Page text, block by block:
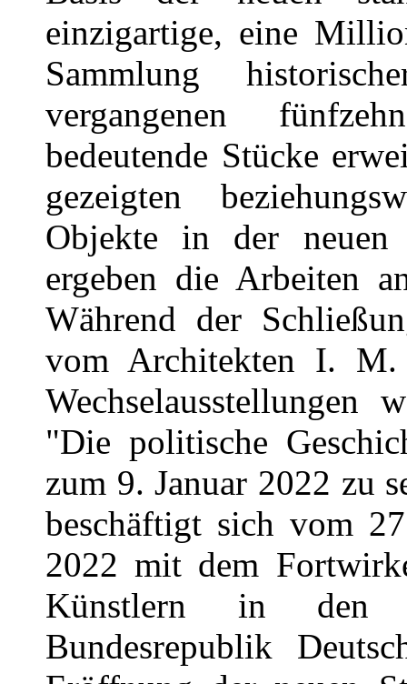
einzigartige, eine
Sammlung
vergangenen
bedeutende Stücke
gezeigten
Objekte in der neuen
ergeben die Arbeiten
Während der
vom Architekten I. M.
"Die politische
zum 9. Januar 2022 zu
beschäftigt sich vom
2022 mit dem
Künstlern in den
Bundesrepublik